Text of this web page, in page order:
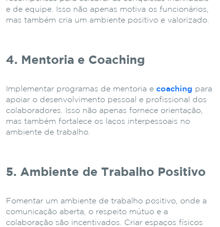
e de equipe. Isso não apenas motiva os funcionários,
mas também cria um ambiente positivo e valorizado.
4. Mentoria e Coaching
Implementar programas de mentoria e coaching para
apoiar o desenvolvimento pessoal e profissional dos
colaboradores. Isso não apenas fornece orientação,
mas também fortalece os laços interpessoais no
ambiente de trabalho.
5. Ambiente de Trabalho Positivo
Fomentar um ambiente de trabalho positivo, onde a
comunicação aberta, o respeito mútuo e a
colaboração são incentivados. Criar espaços físicos